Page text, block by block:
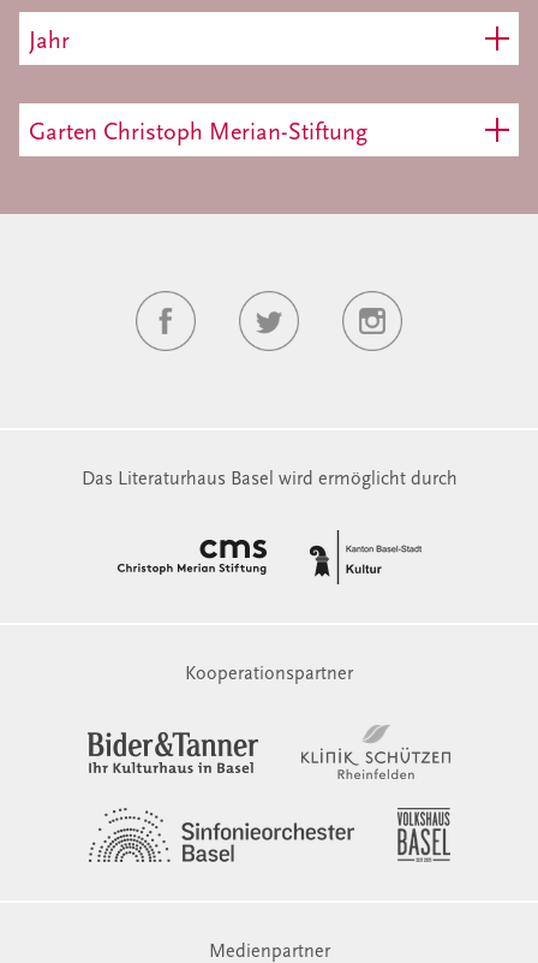
Jahr
Garten Christoph Merian-Stiftung
Das Literaturhaus Basel wird ermöglicht durch
Kooperationspartner
Medienpartner